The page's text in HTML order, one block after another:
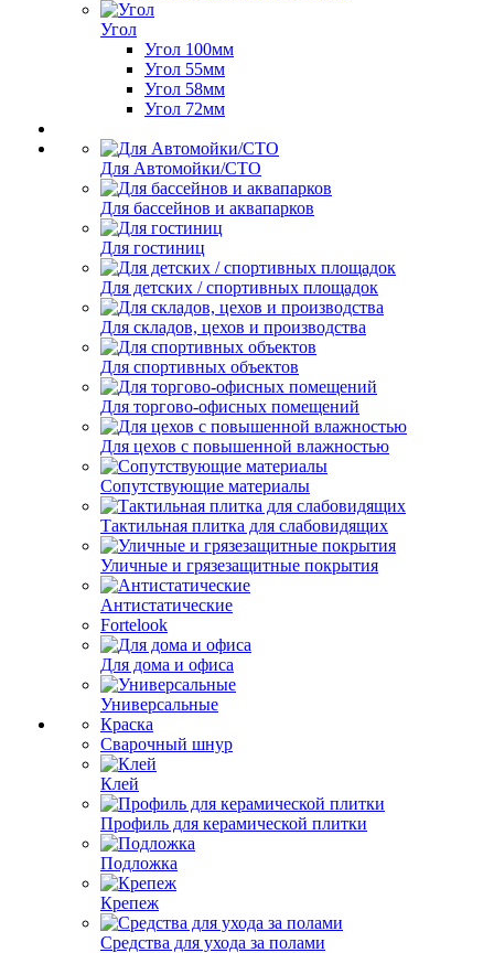
Угол
Угол 100мм
Угол 55мм
Угол 58мм
Угол 72мм
Для Автомойки/СТО
Для бассейнов и аквапарков
Для гостиниц
Для детских / спортивных площадок
Для складов, цехов и производства
Для спортивных объектов
Для торгово-офисных помещений
Для цехов с повышенной влажностью
Сопутствующие материалы
Тактильная плитка для слабовидящих
Уличные и грязезащитные покрытия
Антистатические
Fortelook
Для дома и офиса
Универсальные
Краска
Сварочный шнур
Клей
Профиль для керамической плитки
Подложка
Крепеж
Средства для ухода за полами